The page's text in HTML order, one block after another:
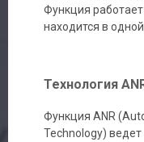
Функция
находится в
Технология
Функция ANR
Technology) ведет